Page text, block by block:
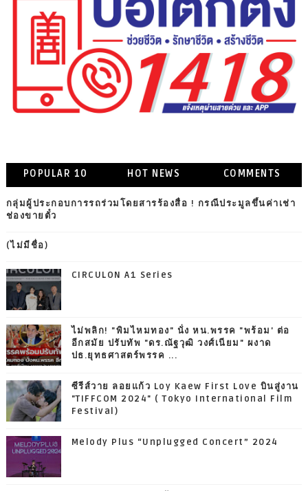
POPULAR 10 HOT NEWS COMMENTS
กลุ่มผู้ประกอบการรถร่วมโดยสารร้องสื่อ ! กรณีประมูลขึ้นค่าเช่า
ช่องขายตั๋ว
(ไม่มีชื่อ)
CIRCULON A1 Series
ไม่พลิก! "พิมไหมทอง" นั่ง หน.พรรค "พร้อม' ต่อ
อีกสมัย ปรับทัพ "ดร.ณัฐวุฒิ วงศ์เนียม" ผงาด
ปธ.ยุทธศาสตร์พรรค ...
ซีรีส์วาย ลอยแก้ว Loy Kaew First Love บินสู่งาน
"TIFFCOM 2024" ( Tokyo International Film
Festival)
Melody Plus “Unplugged Concert” 2024